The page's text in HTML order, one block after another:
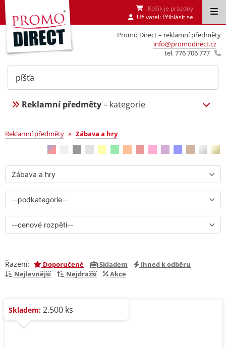
Promo Direct – reklamní předměty
info@promodirect.cz
tel. 776 706 777
Košík je prázdný
Uživatel: Přihlásit se
Reklamní předměty– kategorie
Zábava a hry
Reklamní předměty » Zábava a hry
Řazení: Doporučené Skladem
Ihned k odběru
Nejlevnější
Nejdražší Akce
Skladem: 2.500 ks